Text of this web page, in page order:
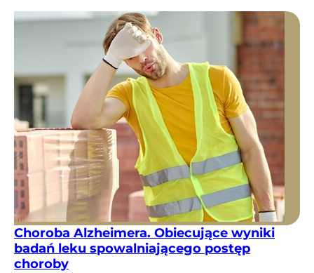
Choroba Alzheimera. Obiecujące wyniki
badań leku spowalniającego postęp
choroby